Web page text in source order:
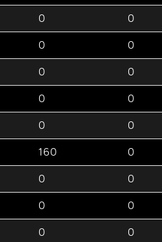
0 0
0 0
0 0
0 0
0 0
160 0
0 0
0 0
0 0